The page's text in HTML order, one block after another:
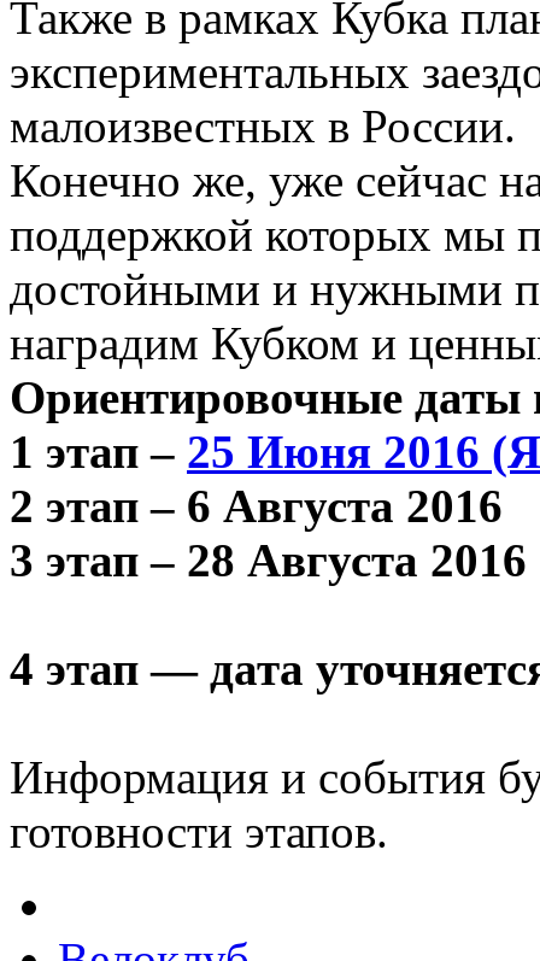
Также в рамках Кубка
экспериментальных
малоизвестных в России.
Конечно же, уже сейчас
поддержкой которых мы
достойными и нужными
наградим Кубком и
Ориентировочные даты
1 этап – 25 Июня 2016
2 этап – 6 Августа 2016
3 этап – 28 Августа 2016
4 этап — дата
Информация и события
готовности этапов.